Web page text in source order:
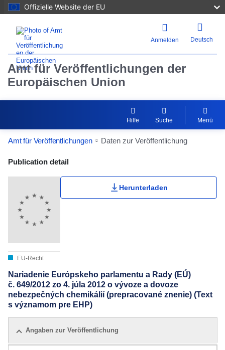
Offizielle Website der EU
Anmelden Deutsch
Amt für Veröffentlichungen der
Europäischen Union
Hilfe Suche Menü
Amt für Veröffentlichungen Daten zur Veröffentlichung
Publication Detail Actions Portlet
Publication detail
EU-Recht
Herunterladen
Nariadenie Európskeho parlamentu a Rady (EÚ)
č. 649/2012 zo 4. júla 2012 o vývoze a dovoze
nebezpečných chemikálií (prepracované znenie) (Text
s významom pre EHP)
Angaben zur Veröffentlichung